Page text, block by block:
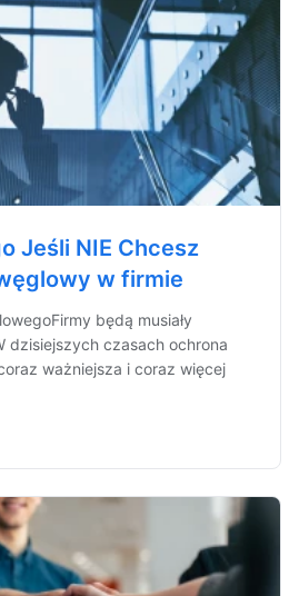
Jeśli NIE Chcesz
w firmie
będą musiały
dzisiejszych czasach ochrona
ważniejsza i coraz więcej